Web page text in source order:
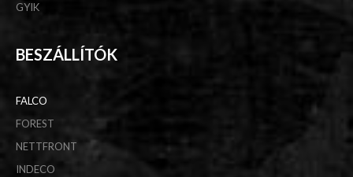
GYIK
BESZÁLLÍTÓK
FALCO
FOREST
NETTFRONT
INDECO